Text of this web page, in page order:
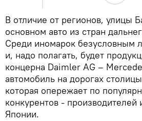
В отличие от регионов, улицы
основном авто из стран
Среди иномарок безусловным
и, надо полагать, будет
концерна Daimler AG –
автомобиль на дорогах
которая опережает по
конкурентов -
Японии.